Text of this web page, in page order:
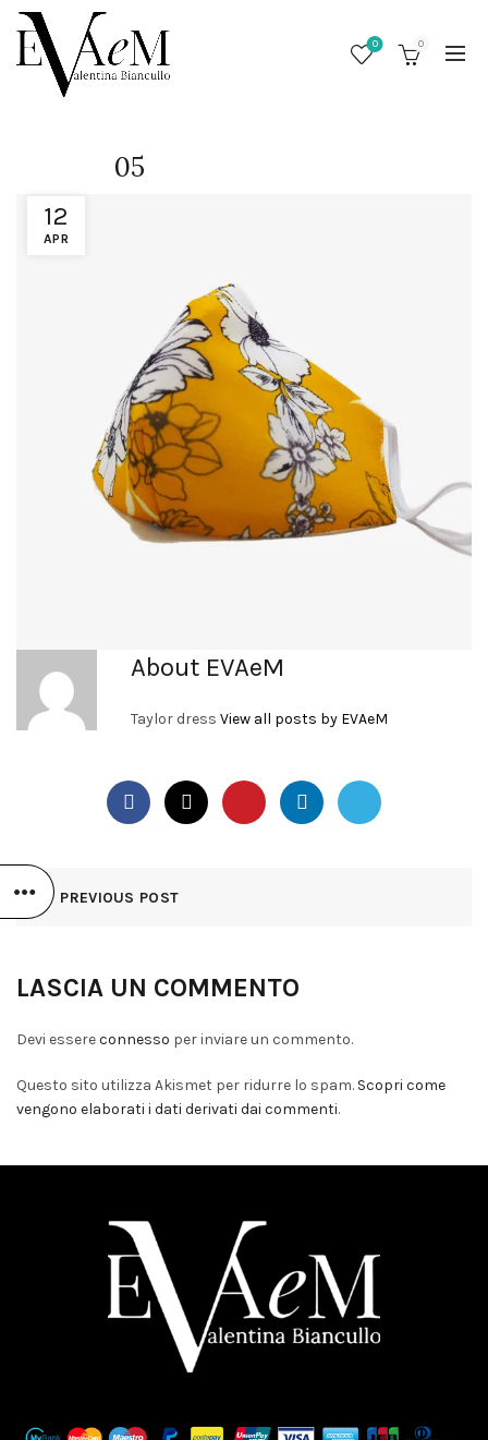
0 0
12
APR
05
About EVAeM
Taylor dress View all posts by EVAeM
PREVIOUS POST
LASCIA UN COMMENTO
Devi essereconnesso per inviare un commento.
Questo sito utilizza Akismet per ridurre lo spam. Scopri come
vengono elaborati i dati derivati dai commenti.